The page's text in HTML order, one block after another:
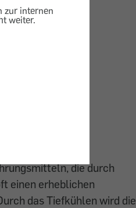
zur internen
weiter.
schonende
sind fast alle
und
die durch
einen erheblichen
das Tiefkühlen wird die